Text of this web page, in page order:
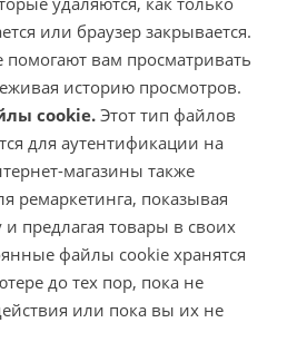
или браузер закрывается.
вам просматривать
историю просмотров.
cookie. Этот тип файлов
для аутентификации на
магазины также
ремаркетинга, показывая
предлагая товары в своих
файлы cookie хранятся
до тех пор, пока не
или пока вы их не